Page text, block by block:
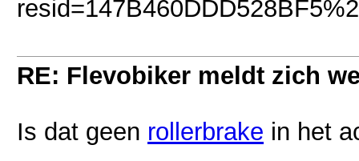
RE: Flevobiker meldt zich
Is dat geen rollerbrake in het